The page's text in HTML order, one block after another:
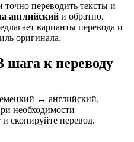
переводить тексты и
английский и обратно.
варианты перевода и
оригинала.
шага к переводу
↔ английский.
необходимости
и скопируйте перевод.